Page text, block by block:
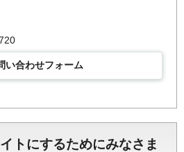
い合わせフォーム
トにするためにみなさま